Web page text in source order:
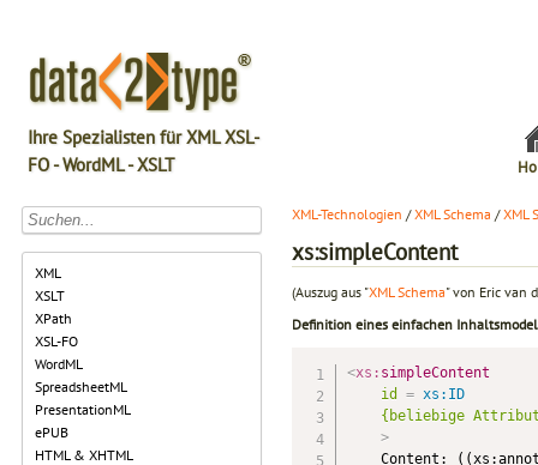
Ihre Spezialisten für XML XSL-
FO - WordML - XSLT
XML
XSLT
XPath
XSL-FO
WordML
SpreadsheetML
PresentationML
ePUB
HTML & XHTML
XML-Technologien /XML Schema /XML
xs:simpleContent
(Auszug aus "XML Schema" von Eric van
Definition eines einfachen
<xs: simpleContent
id
= xs:ID
{beliebige
>